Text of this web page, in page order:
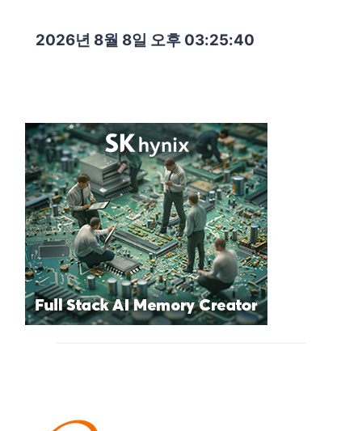
2026년 8월 8일 오후 03:25:42